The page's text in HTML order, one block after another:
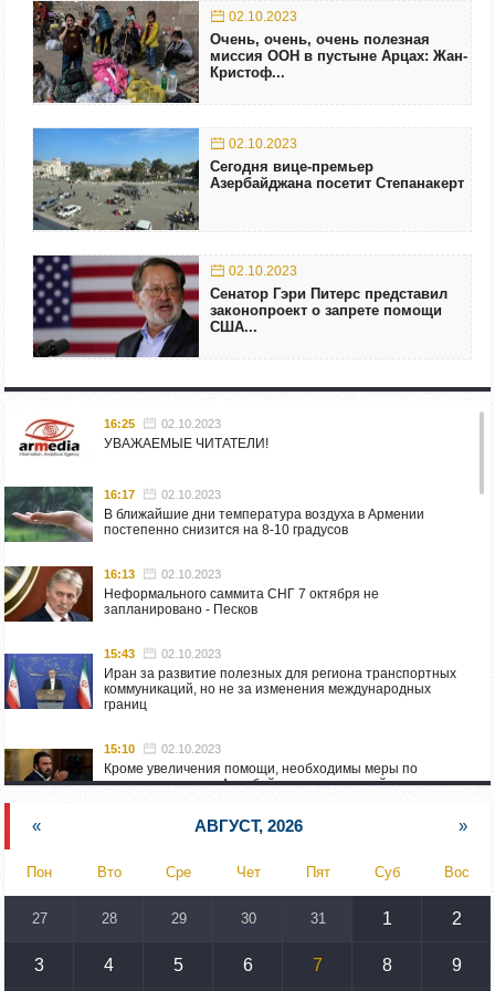
02.10.2023
Очень, очень, очень полезная
миссия ООН в пустыне Арцах: Жан-
Кристоф...
02.10.2023
Сегодня вице-премьер
Азербайджана посетит Степанакерт
02.10.2023
Сенатор Гэри Питерс представил
законопроект о запрете помощи
США...
16:25 02.10.2023
УВАЖАЕМЫЕ ЧИТАТЕЛИ!
16:17 02.10.2023
В ближайшие дни температура воздуха в Армении
постепенно снизится на 8-10 градусов
16:13 02.10.2023
Неформального саммита СНГ 7 октября не
запланировано - Песков
15:43 02.10.2023
Иран за развитие полезных для региона транспортных
коммуникаций, но не за изменения международных
границ
15:10 02.10.2023
Кроме увеличения помощи, необходимы меры по
пресечению угроз Азербайджана: испанский депутат
Азербайджан обстреляли автомобиль ВС Армении,
перевозивший продовольствие
14:46 02.10.2023
парламентарий – Алену Симоняну
« АВГУСТ, 2026 »
Пон Вто Сре Чет Пят Суб Вос
27 28 29 30 31 1 2
3 4 5 6 7 8 9